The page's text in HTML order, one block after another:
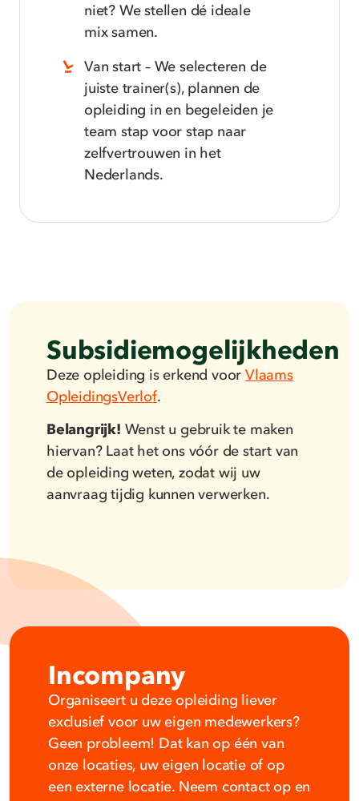
niet? We stellen dé ideale
mix samen.
Van start – We selecteren de
juiste trainer(s), plannen de
opleiding in en begeleiden je
team stap voor stap naar
zelfvertrouwen in het
Nederlands.
Subsidiemogelijkheden
Deze opleiding is erkend voorVlaams
OpleidingsVerlof.
Belangrijk! Wenst u gebruik te maken
hiervan? Laat het ons vóór de start van
de opleiding weten, zodat wij uw
aanvraag tijdig kunnen verwerken.
Incompany
Organiseert u deze opleiding liever
exclusief voor uw eigen medewerkers?
Geen probleem! Dat kan op één van
onze locaties, uw eigen locatie of op
een externe locatie. Neem contact op en